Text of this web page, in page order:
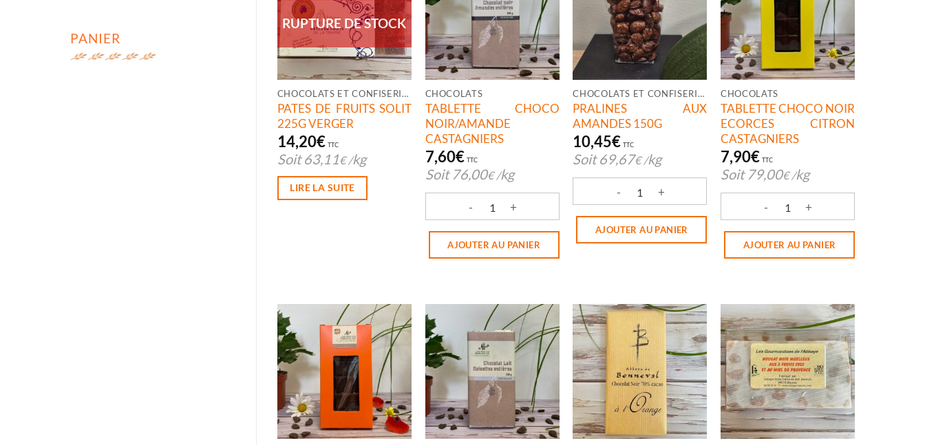
PANIER
RUPTURE DE STOCK
CHOCOLATS ET CONFISERIES
PATES DE FRUITS SOLIT
225G VERGER
14,20€ TTC
Soit 63,11€ /kg
LIRE LA SUITE
CHOCOLATS
TABLETTE CHOCO
NOIR/AMANDE
CASTAGNIERS
7,60€ TTC
Soit 76,00€ /kg
quantité de TABLETTE CHOCO NOIR/AMANDE CASTAGNIERS
AJOUTER AU PANIER
CHOCOLATS ET CONFISERIES
PRALINES AUX
AMANDES 150G
10,45€ TTC
Soit 69,67€ /kg
quantité de PRALINES AUX AMANDES 150G
AJOUTER AU PANIER
CHOCOLATS
TABLETTE CHOCO NOIR
ECORCES CITRON
CASTAGNIERS
7,90€ TTC
Soit 79,00€ /kg
quantité de TABLETTE CHOCO NOIR
AJOUTER AU PANIER